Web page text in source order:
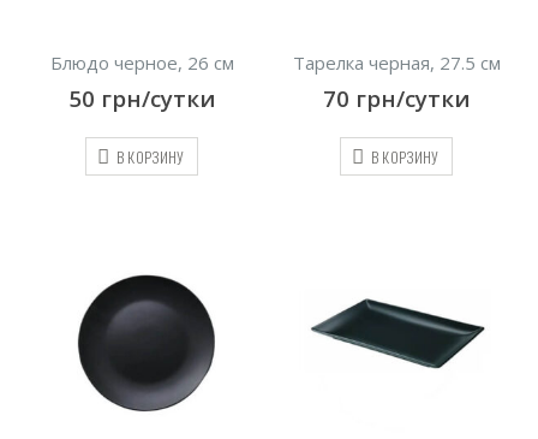
Блюдо черное, 26 см
50 грн/сутки
В КОРЗИНУ
Тарелка черная, 27.5 см
70 грн/сутки
В КОРЗИНУ